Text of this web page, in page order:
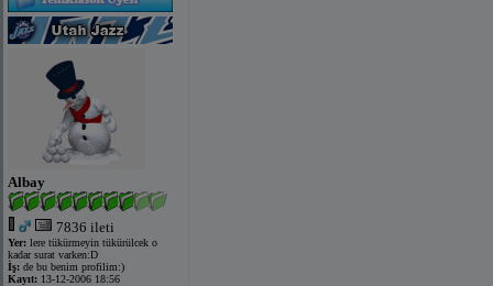
Albay
7836 ileti
Yer: lere tükürmeyin tükürülcek o
kadar surat varken:D
İş: de bu benim profilim:)
Kayıt: 13-12-2006 18:56